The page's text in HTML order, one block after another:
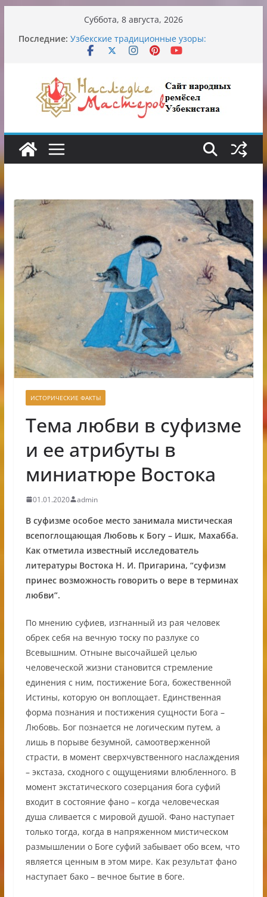
содержимому
Суббота, 8 августа, 2026
Последние: Узбекские традиционные узоры:
символика и происхождение
Опасная диета Алины Загитовой
От знахарей до университетских клиник
Обрушение на одном из ключевых
перекрёстков Ташкента: перекрыт
путепровод на Буюк Ипак Йули
ИСТОРИЧЕСКИЕ ФАКТЫ
Тема любви в суфизме
и ее атрибуты в
миниатюре Востока
01.01.2020 admin
В суфизме особое место занимала мистическая
всепоглощающая Любовь к Богу – Ишк, Махабба.
Как отметила известный исследователь
литературы Востока Н. И. Пригарина, “суфизм
принес возможность говорить о вере в терминах
любви”.
По мнению суфиев, изгнанный из рая человек
обрек себя на вечную тоску по разлуке со
Всевышним. Отныне высочайшей целью
человеческой жизни становится стремление
единения с ним, постижение Бога, божественной
Истины, которую он воплощает. Единственная
форма познания и постижения сущности Бога –
Любовь. Бог познается не логическим путем, а
лишь в порыве безумной, самоотверженной
страсти, в момент сверхчувственного наслаждения
– экстаза, сходного с ощущениями влюбленного. В
момент экстатического созерцания бога суфий
входит в состояние фано – когда человеческая
душа сливается с мировой душой. Фано наступает
только тогда, когда в напряженном мистическом
размышлении о Боге суфий забывает обо всем, что
является ценным в этом мире. Как результат фано
наступает бако – вечное бытие в боге.